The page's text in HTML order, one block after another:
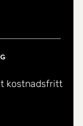
kostnadsfritt